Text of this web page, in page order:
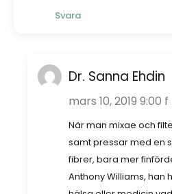
Svara
Dr. Sanna Ehdin
mars 10, 2019 9:00
När man mixae och
samt pressar med en
fibrer, bara mer
Anthony Williams, han